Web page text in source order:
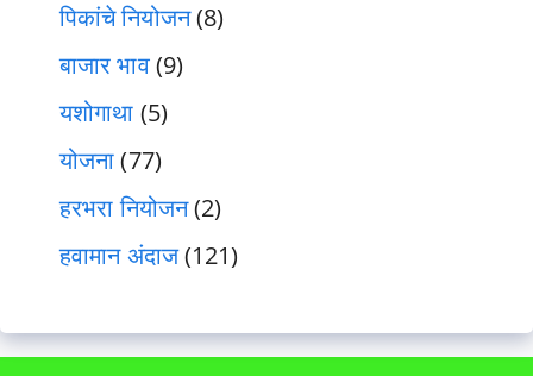
पिकांचे नियोजन(8)
बाजार भाव(9)
यशोगाथा (5)
योजना(77)
हरभरा नियोजन(2)
हवामान अंदाज(121)